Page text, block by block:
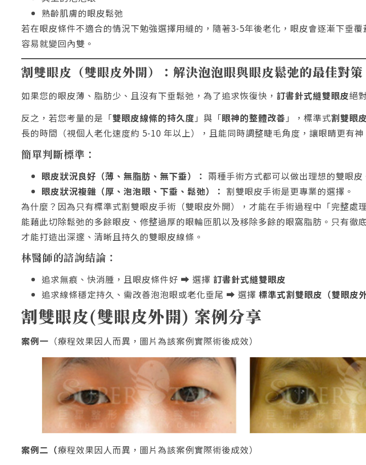
熟齡肌膚的眼皮鬆弛
若在眼皮條件不適合的情況下勉強選擇用縫的，隨著3-5年後老化，眼皮會逐漸下垂
容易就變回內雙。
割雙眼皮（雙眼皮外開）：解決泡泡眼與眼皮鬆弛的最佳對策
如果您的眼皮薄、脂肪少、且沒有下垂鬆弛，為了追求恢復快， 訂書針式縫雙眼皮絕
反之，若您考量的是「雙眼皮線條的持久度」與「眼神的整體改善」，標準式割雙眼
長的時間（視個人老化速度約 5-10 年以上），且能同時調整睫毛角度，讓眼睛更有神
簡單判斷標準：
眼皮狀況良好（薄、無脂肪、無下垂）： 兩種手術方式都可以做出理想的雙眼皮
眼皮狀況複雜（厚、泡泡眼、下垂、鬆弛）： 割雙眼皮手術是更專業的選擇。
為什麼？因為只有標準式割雙眼皮手術（雙眼皮外開），才能在手術過程中「完整處
能藉此切除鬆弛的多餘眼皮、修整過厚的眼輪匝肌以及移除多餘的眼窩脂肪。只有徹
才能打造出深邃、清晰且持久的雙眼皮線條。
林醫師的諮詢結論：
追求無痕、快消腫，且眼皮條件好 ⮕ 選擇 訂書針式縫雙眼皮
追求線條穩定持久、需改善泡泡眼或老化垂尾 ⮕ 選擇 標準式割雙眼皮（雙眼皮
割雙眼皮(雙眼皮外開) 案例分享
案例一 （療程效果因人而異，圖片為該案例實際術後成效）
案例二（療程效果因人而異，圖片為該案例實際術後成效）